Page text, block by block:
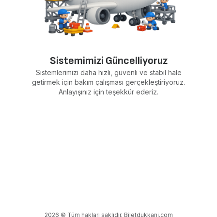
Sistemimizi Güncelliyoruz
Sistemlerimizi daha hızlı, güvenli ve stabil hale
getirmek için bakım çalışması gerçekleştiriyoruz.
Anlayışınız için teşekkür ederiz.
2026 © Tüm hakları saklıdır. Biletdukkani.com